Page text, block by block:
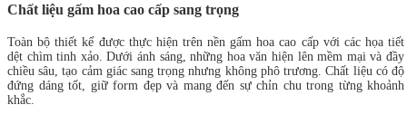
Chất liệu gấm hoa cao cấp sang trọng
Toàn bộ thiết kế được thực hiện trên nền gấm hoa cao cấp với các họa tiết
dệt chìm tinh xảo. Dưới ánh sáng, những hoa văn hiện lên mềm mại và đầy
chiều sâu, tạo cảm giác sang trọng nhưng không phô trương. Chất liệu có độ
đứng dáng tốt, giữ form đẹp và mang đến sự chỉn chu trong từng khoảnh
khắc.